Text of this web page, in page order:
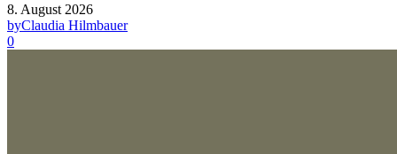
8. August 2026
byClaudia Hilmbauer
0